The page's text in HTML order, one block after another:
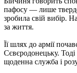
пафосу — лише
зробила свій вибір.
за життя.
Її шлях до армії
Сєвєродонецьку.
щоденна служба і